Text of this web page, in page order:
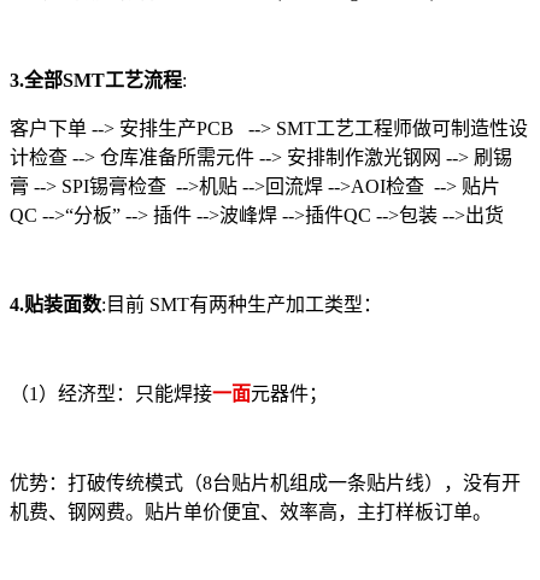
3.全部SMT工艺流程:
客户下单 --> 安排生产PCB --> SMT工艺工程师做可制造性设
计检查 --> 仓库准备所需元件 --> 安排制作激光钢网 --> 刷锡
膏 --> SPI锡膏检查 -->机贴 -->回流焊 -->AOI检查 --> 贴片
QC -->“分板” --> 插件 -->波峰焊 -->插件QC -->包装 -->出货
4.贴装面数:目前 SMT有两种生产加工类型：
（1）经济型：只能焊接一面元器件；
优势：打破传统模式（8台贴片机组成一条贴片线），没有开
机费、钢网费。贴片单价便宜、效率高，主打样板订单。